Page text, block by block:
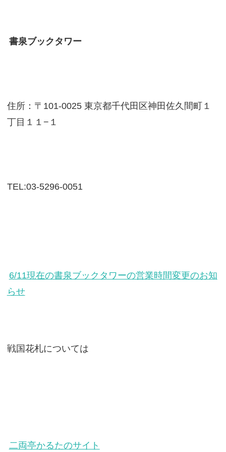
書泉ブックタワー
住所：〒101-0025 東京都千代田区神田佐久間町１
丁目１１−１
TEL:03-5296-0051
6/11現在の書泉ブックタワーの営業時間変更のお知
らせ
戦国花札については
二両亭かるたのサイト